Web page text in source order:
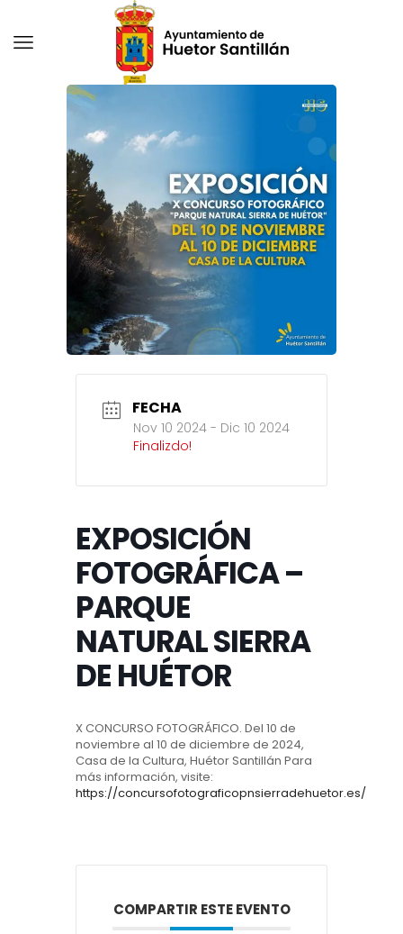
FECHA
Nov 10 2024 - Dic 10 2024
Finalizdo!
EXPOSICIÓN
FOTOGRÁFICA –
PARQUE
NATURAL SIERRA
DE HUÉTOR
X CONCURSO FOTOGRÁFICO. Del 10 de
noviembre al 10 de diciembre de 2024,
Casa de la Cultura, Huétor Santillán Para
más información, visite:
https://concursofotograficopnsierradehuetor.es/
COMPARTIR ESTE EVENTO